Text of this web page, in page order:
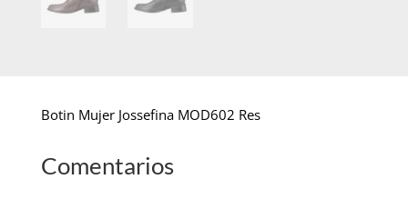
Botin Mujer Jossefina MOD602 Res
Comentarios